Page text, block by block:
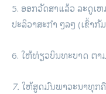
5. ອອກວັດສາແລ້ວ ລະດູເ
ປະລິວາສະກໍາ ໆລໆ (ເຂົ້າກັ
6. ໃຫ້ທ່ຽວບິນທະບາດ ຕາ
7. ໃຫ້ສູດມົນພາວະນາທຸກ